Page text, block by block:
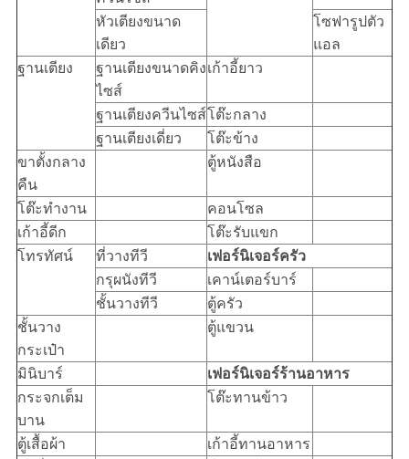
หัวเตียงขนาด
เดียว
โซฟารูปตัว
แอล
ฐานเตียง
ฐานเตียงขนาดคิง
ไซส์
เก้าอี้ยาว
ฐานเตียงควีนไซส์โต๊ะกลาง
ฐานเตียงเดี่ยว
โต๊ะข้าง
ขาตั้งกลาง
คืน
ตู้หนังสือ
โต๊ะทำงาน
คอนโซล
เก้าอี้ดีก
โต๊ะรับแขก
โทรทัศน์
ที่วางทีวี
เฟอร์นิเจอร์ครัว
กรุผนังทีวี
เคาน์เตอร์บาร์
ชั้นวางทีวี
ตู้ครัว
ชั้นวาง
กระเป๋า
ตู้แขวน
มินิบาร์
เฟอร์นิเจอร์ร้านอาหาร
กระจกเต็ม
บาน
โต๊ะทานข้าว
ตู้เสื้อผ้า
เก้าอี้ทานอาหาร